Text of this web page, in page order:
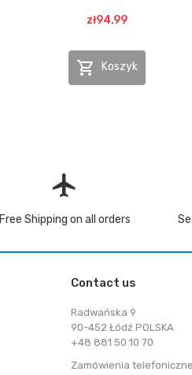
zł94.99
 Koszyk
flight
Free Shipping on all orders
Contact us
Radwańska 9
90-452 Łódź POLSKA
+48 881 50 10 70
Zamówienia